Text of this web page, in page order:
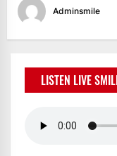
Adminsmile
LISTEN LIVE